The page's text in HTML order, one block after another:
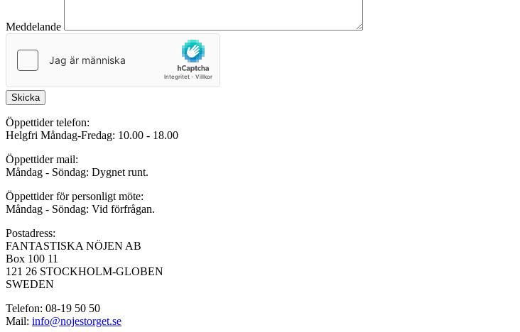
Meddelande
Skicka
Öppettider telefon:
Helgfri Måndag-Fredag: 10.00 - 18.00
Öppettider mail:
Måndag - Söndag: Dygnet runt.
Öppettider för personligt möte:
Måndag - Söndag: Vid förfrågan.
Postadress:
FANTASTISKA NÖJEN AB
Box 100 11
121 26 STOCKHOLM-GLOBEN
SWEDEN
Telefon: 08-19 50 50
Mail: info@nojestorget.se